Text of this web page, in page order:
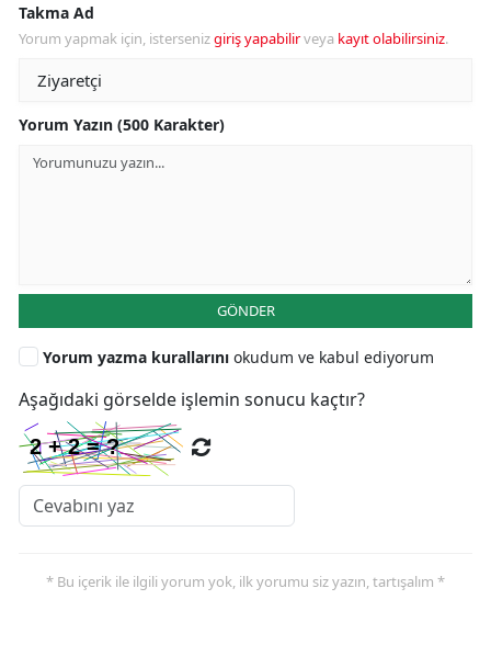
Takma Ad
Yorum yapmak için, istersenizgiriş yapabilirveya kayıt olabilirsiniz.
Yorum Yazın (500 Karakter)
GÖNDER
Yorum yazma kurallarını okudum ve kabul ediyorum
Aşağıdaki görselde işlemin sonucu kaçtır?
* Bu içerik ile ilgili yorum yok, ilk yorumu siz yazın, tartışalım *